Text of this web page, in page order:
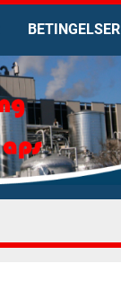
BETINGELSER